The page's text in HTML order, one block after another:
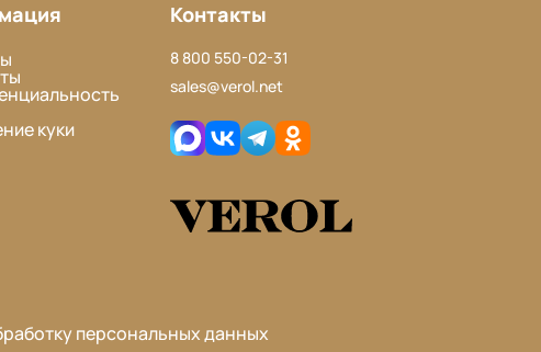
куки
Контакты
8 800 550-02-31
sales@verol.net
персональных данных